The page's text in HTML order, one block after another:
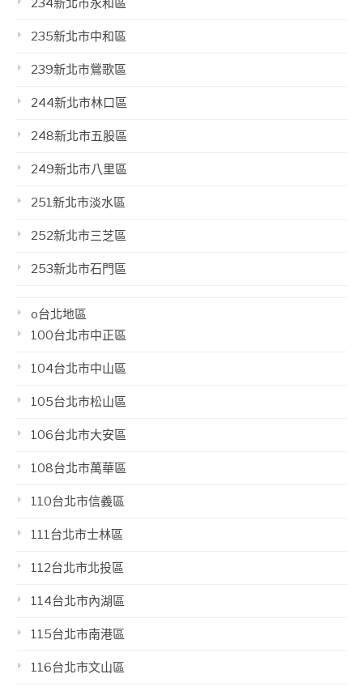
234新北市永和區
235新北市中和區
239新北市鶯歌區
244新北市林口區
248新北市五股區
249新北市八里區
251新北市淡水區
252新北市三芝區
253新北市石門區
o台北地區
100台北市中正區
104台北市中山區
105台北市松山區
106台北市大安區
108台北市萬華區
110台北市信義區
111台北市士林區
112台北市北投區
114台北市內湖區
115台北市南港區
116台北市文山區